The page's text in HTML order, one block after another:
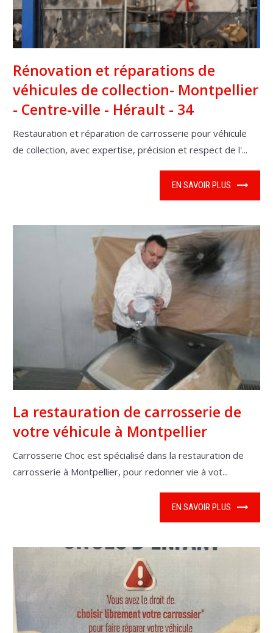
Rénovation et réparations de
véhicules de collection- Montpellier
- Centre-ville - Hérault - 34
Restauration et réparation de carrosserie pour véhicule
de collection, avec expertise, précision et respect de l'...
EN SAVOIR PLUS
La restauration de carrosserie de
votre véhicule à Montpellier
Carrosserie Choc est spécialisé dans la restauration de
carrosserie à Montpellier, pour redonner vie à vot...
EN SAVOIR PLUS